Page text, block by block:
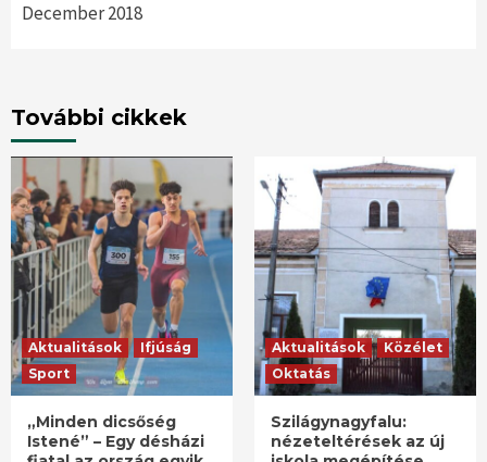
December 2018
További cikkek
Aktualitások
Ifjúság
Sport
„Minden dicsőség
Istené” – Egy désházi
Aktualitások
Közélet
Oktatás
Szilágynagyfalu:
nézeteltérések az új